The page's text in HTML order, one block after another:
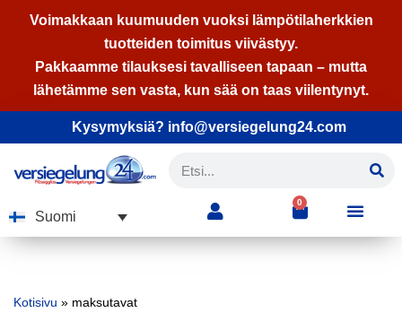
suoraan
sisältöön
Voimakkaan kuumuuden vuoksi lämpötilaherkkien
tuotteiden toimitus viivästyy.
Pakkaamme tilauksesi tavalliseen tapaan – mutta
lähetämme sen vasta, kun sää on taas viilentynyt.
Kysymyksiä? info@versiegelung24.com
Suomi
0
Kotisivu » maksutavat